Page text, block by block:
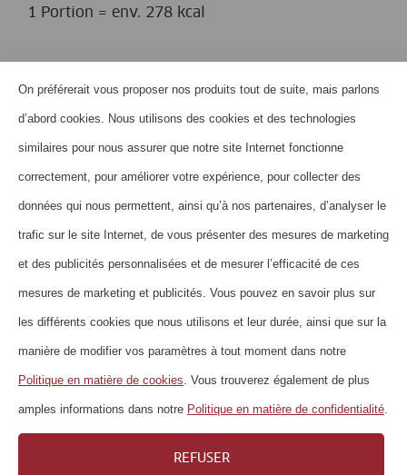
1 Portion = env. 278 kcal
HOME
QUI SOMMES-NOUS?
CONTACT
FOIRE AUX QUESTIONS
NEWSLETTER
MENTIONS LÉGALES
DÉCLARATION DE PROTECTION DES
CARRIÈRE
On préférerait vous proposer nos produits tout de suite, mais parlons
d’abord cookies. Nous utilisons des cookies et des technologies
similaires pour nous assurer que notre site Internet fonctionne
correctement, pour améliorer votre expérience, pour collecter des
données qui nous permettent, ainsi qu’à nos partenaires, d’analyser le
trafic sur le site Internet, de vous présenter des mesures de marketing
et des publicités personnalisées et de mesurer l’efficacité de ces
mesures de marketing et publicités. Vous pouvez en savoir plus sur
les différents cookies que nous utilisons et leur durée, ainsi que sur la
manière de modifier vos paramètres à tout moment dans notre
Politique en matière de cookies. Vous trouverez également de plus
amples informations dans notre Politique en matière de confidentialité.
REFUSER